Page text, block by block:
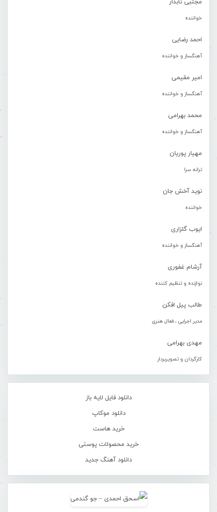
مجتبی تابدار
خواننده
احمد رضایی
آهنگساز و خواننده
امیر مقیمی
آهنگساز و خواننده
محمد بهرامی
آهنگساز و خواننده
مهیار پوریان
ترانه سرا
نوید آخش جان
خواننده
ایوب گلزاری
آهنگساز و خواننده
آرشام غفوری
نوازنده و تنظیم کننده
طالب پیل افکن
مدیر اجرایی ، فعال هنری
مهدی بهرامی
کارگردان و تصویربردار
دانلود فایل لایه باز
دانلود موکاپ
خرید هاست
خرید محصولات پوستی
دانلود آهنگ جدید